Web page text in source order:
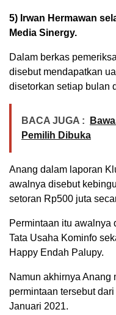
5) Irwan Hermawan
Media Sinergy.
Dalam berkas
disebut mendapatkan
disetorkan setiap bulan
BACA JUGA :
Pemilih Dibuka
Anang dalam laporan
awalnya disebut
setoran Rp500 juta
Permintaan itu awalnya
Tata Usaha Kominfo
Happy Endah Palupy.
Namun akhirnya Anang
permintaan tersebut
Januari 2021.